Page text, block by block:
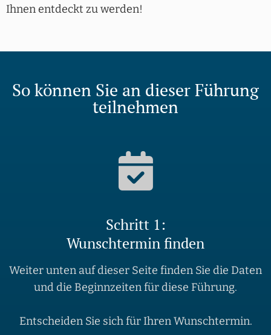
Ihnen entdeckt zu werden!
So können Sie an dieser Führung
teilnehmen
Schritt 1:
Wunschtermin finden
Weiter unten auf dieser Seite finden Sie die Daten
und die Beginnzeiten für diese Führung.
Entscheiden Sie sich für Ihren Wunschtermin.